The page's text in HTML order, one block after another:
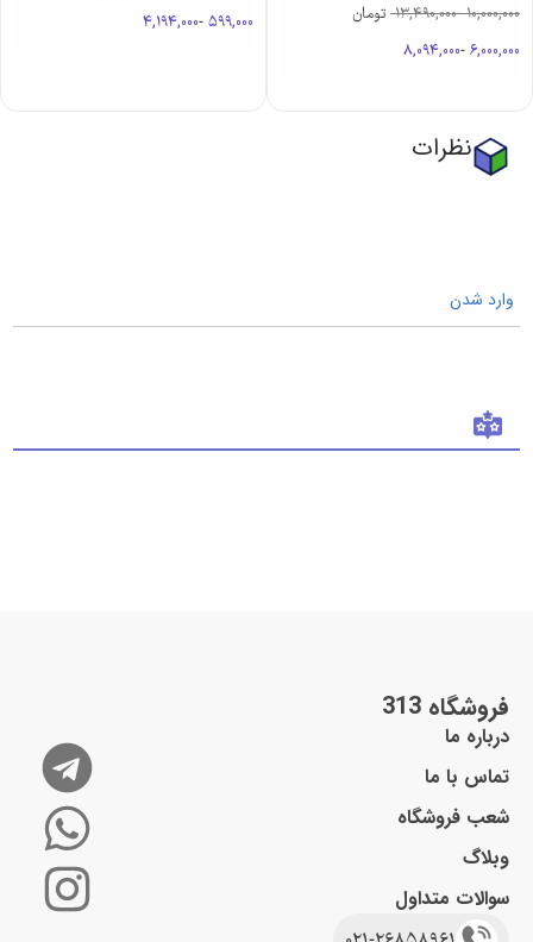
10,000,000
-
13,490,000
6,000,000
-
8,094,000
تومان
599,000
-
4,194,000
نظرات
وارد شدن
فروشگاه 313
درباره ما
تماس با ما
شعب فروشگاه
وبلاگ
سوالات متداول